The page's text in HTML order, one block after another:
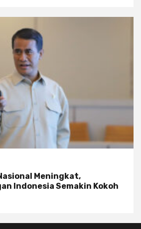
Meningkat,
Indonesia Semakin Kokoh